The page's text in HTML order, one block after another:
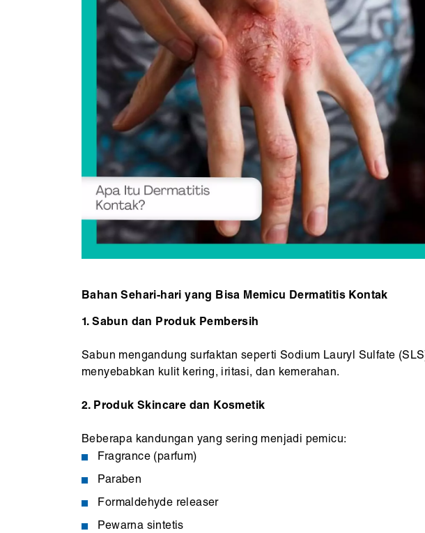
Bahan Sehari-hari yang Bisa Memicu Dermatitis Kontak
1. Sabun dan Produk Pembersih
Sabun mengandung surfaktan seperti Sodium Lauryl Sulfate
menyebabkan kulit kering, iritasi, dan kemerahan.
2. Produk Skincare dan Kosmetik
Beberapa kandungan yang sering menjadi pemicu:
Fragrance (parfum)
Paraben
Formaldehyde releaser
Pewarna sintetis